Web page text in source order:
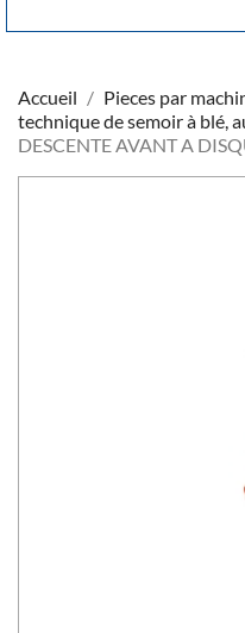
Accueil Pieces par
technique de semoir à blé,
DESCENTE AVANT A